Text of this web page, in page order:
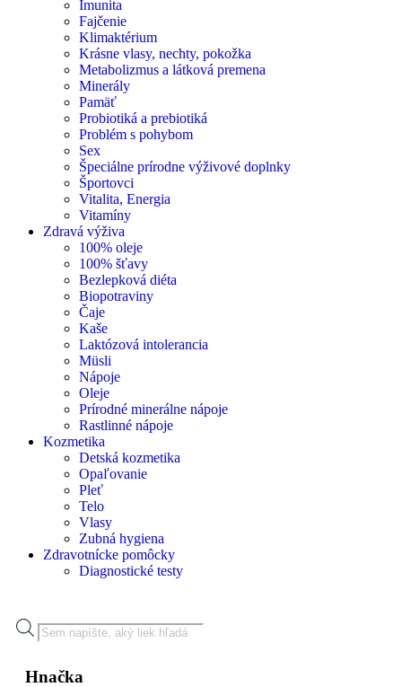
Imunita
Fajčenie
Klimaktérium
Krásne vlasy, nechty, pokožka
Metabolizmus a látková premena
Minerály
Pamäť
Probiotiká a prebiotiká
Problém s pohybom
Sex
Špeciálne prírodne výživové doplnky
Športovci
Vitalita, Energia
Vitamíny
Zdravá výživa
100% oleje
100% šťavy
Bezlepková diéta
Biopotraviny
Čaje
Kaše
Laktózová intolerancia
Müsli
Nápoje
Oleje
Prírodné minerálne nápoje
Rastlinné nápoje
Kozmetika
Detská kozmetika
Opaľovanie
Pleť
Telo
Vlasy
Zubná hygiena
Zdravotnícke pomôcky
Diagnostické testy
Hnačka